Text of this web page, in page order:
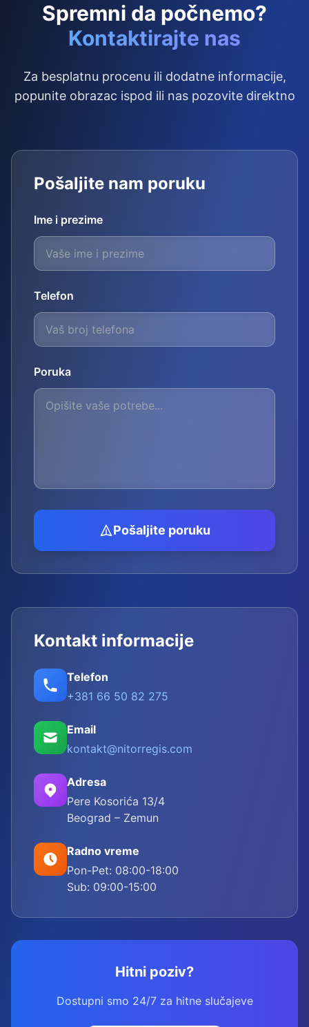
Spremni da počnemo?
Kontaktirajte nas
Za besplatnu procenu ili dodatne informacije,
popunite obrazac ispod ili nas pozovite direktno
Pošaljite nam poruku
Ime i prezime
Telefon
Poruka
Pošaljite poruku
Kontakt informacije
Telefon
+381 66 50 82 275
Email
kontakt@nitorregis.com
Adresa
Pere Kosorića 13/4
Beograd – Zemun
Radno vreme
Pon-Pet: 08:00-18:00
Sub: 09:00-15:00
Hitni poziv?
Dostupni smo 24/7 za hitne slučajeve